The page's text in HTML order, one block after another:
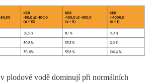
v plodové vodě dominují při normálních